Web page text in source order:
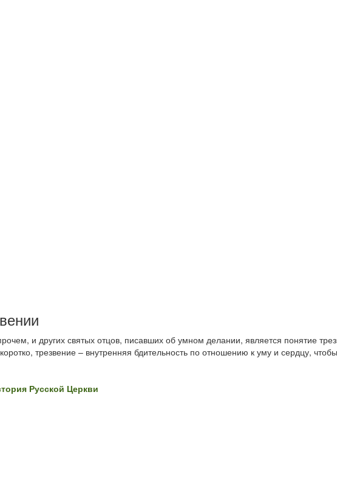
и других святых отцов, писавших об умном делании, является понятие
трезвение – внутренняя бдительность по отношению к уму и сердцу,
Русской Церкви